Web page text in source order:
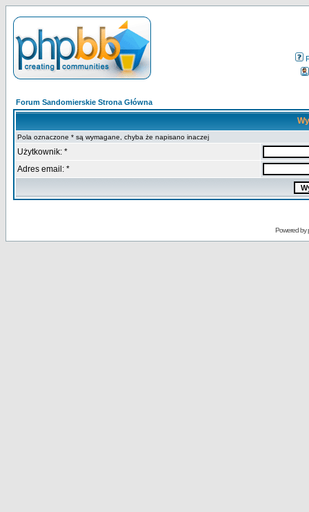
Forum Sandomierskie Strona Główna
Pola oznaczone * są wymagane, chyba że napisano inaczej
Użytkownik: *
Adres email: *
Powered by